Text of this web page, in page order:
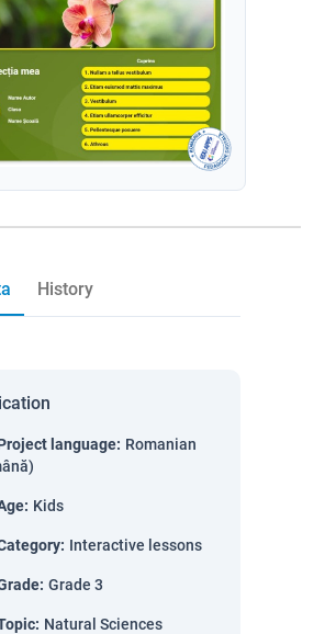
History
language: Romanian
: Kids
: Interactive lessons
: Grade 3
: Natural Sciences